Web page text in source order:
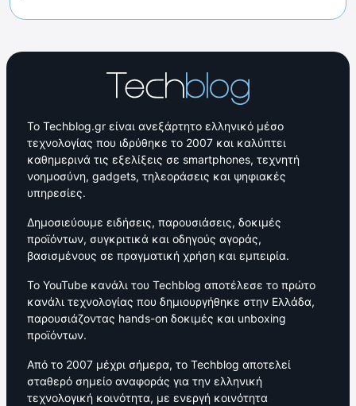
Το Techblog.gr είναι ανεξάρτητο ελληνικό μέσο
τεχνολογίας που ιδρύθηκε το 2007 και καλύπτει
καθημερινά τις εξελίξεις σε smartphones, τεχνητή
νοημοσύνη, gadgets, τηλεοράσεις και ψηφιακές
υπηρεσίες.
Δημοσιεύουμε ειδήσεις, παρουσιάσεις, δοκιμές
προϊόντων, συγκριτικά και οδηγούς αγοράς,
βασισμένους σε πραγματική χρήση και εμπειρία.
Το YouTube κανάλι του Techblog αποτέλεσε το πρώτο
κανάλι τεχνολογίας που δημιουργήθηκε στην Ελλάδα,
παρουσιάζοντας hands-on δοκιμές και unboxing
προϊόντων.
Από το 2007 μέχρι σήμερα, το Techblog αποτελεί
σταθερό σημείο αναφοράς για την ελληνική
τεχνολογική κοινότητα, με ενεργή κοινότητα